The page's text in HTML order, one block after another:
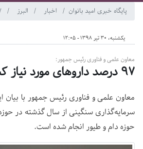
پایگاه خبری امید بانوان اخبار البرز
یکشنبه، 30 تیر 1398 - 12:05
معاون علمی و فناوری رئیس جمهور:
۹۷ درصد داروهای مورد نیاز کشور در داخل تولید می‌شود
سرمایه‌گذاری سنگینی از سال گذشته در
حوزه دام و طیور انجام شده است.